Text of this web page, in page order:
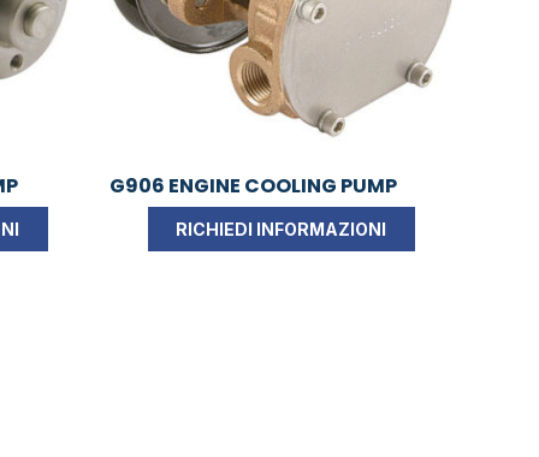
G906 ENGINE COOLING PUMP
RICHIEDI INFORMAZIONI